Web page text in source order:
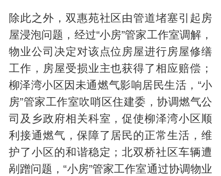
除此之外，双惠苑社区由管道堵塞引起房
屋浸泡问题，经过“小房”管家工作室调解，
物业公司决定对该点位房屋进行房屋修缮
工作，房屋受损业主也获得了相应赔偿；
柳泽湾小区因未通燃气影响居民生活，“小
房”管家工作室吹哨区住建委，协调燃气公
司及乡政府相关科室，促使柳泽湾小区顺
利接通燃气，保障了居民的正常生活，维
护了小区的和谐稳定；北双桥社区车辆遭
剐蹭问题，“小房”管家工作室通过协调物业